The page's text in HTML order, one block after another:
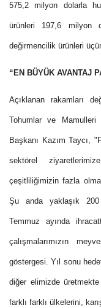
575,2 milyon dolarla
ürünleri 197,6 milyon
değirmencilik ürünleri
“EN BÜYÜK AVANTAJ
Açıklanan rakamları
Tohumlar ve Mamulleri
Başkanı Kazım Taycı,
sektörel
çeşitliliğimizin fazla
Şu anda yaklaşık
Temmuz ayında
çalışmalarımızın
göstergesi. Yıl sonu
diğer elimizde
farklı farklı ülkelerini,